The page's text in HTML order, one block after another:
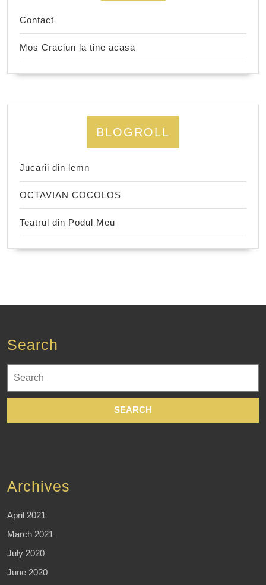
Contact
Mos Craciun la tine acasa
BLOGROLL
Jucarii din lemn
OCTAVIAN COCOLOS
Teatrul din Podul Meu
Search
for:
Archives
April 2021
March 2021
July 2020
June 2020